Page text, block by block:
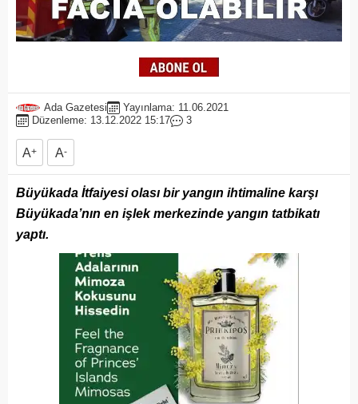
Ada Gazetesi
Yayınlama: 11.06.2021
Düzenleme: 13.12.2022 15:17
3
A+ A-
Büyükada İtfaiyesi olası bir yangın ihtimaline karşı
Büyükada’nın en işlek merkezinde yangın tatbikatı
yaptı.